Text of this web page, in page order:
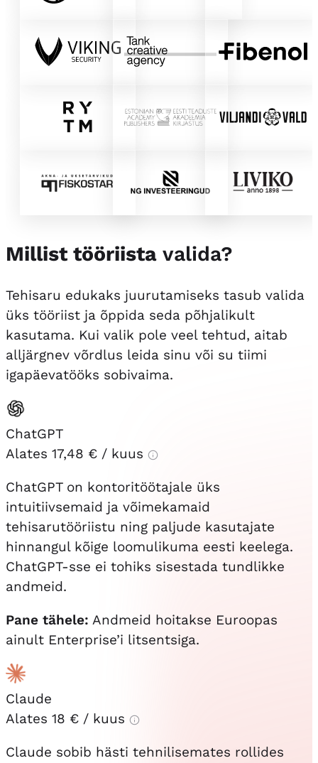
Millist tööriista valida?
Tehisaru edukaks juurutamiseks tasub valida
üks tööriist ja õppida seda põhjalikult
kasutama. Kui valik pole veel tehtud, aitab
alljärgnev võrdlus leida sinu või su tiimi
igapäevatööks sobivaima.
ChatGPT
Alates 17,48 € / kuus
ChatGPT on kontoritöötajale üks
intuitiivsemaid ja võimekamaid
tehisarutööriistu ning paljude kasutajate
hinnangul kõige loomulikuma eesti keelega.
ChatGPT-sse ei tohiks sisestada tundlikke
andmeid.
Pane tähele: Andmeid hoitakse Euroopas
ainult Enterprise’i litsentsiga.
Claude
Alates 18 € / kuus
Claude sobib hästi tehnilisemates rollides